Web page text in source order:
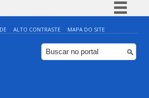
Simplifique!
Comunica BR
Participe
ALTO CONTRASTE MAPA DO SITE